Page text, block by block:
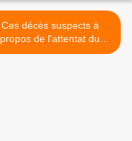
Ces décès suspects à
propos de l'attentat du
World Trade Center >